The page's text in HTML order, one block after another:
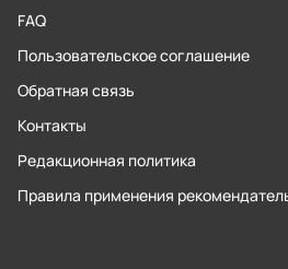
FAQ
Пользовательское соглашение
Обратная связь
Контакты
Редакционная политика
Правила применения